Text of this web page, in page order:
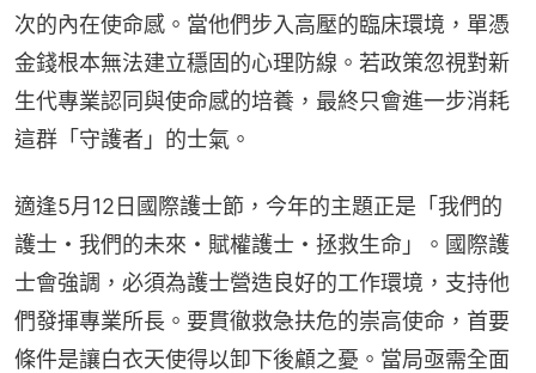
次的內在使命感。當他們步入高壓的臨床環境，單憑
金錢根本無法建立穩固的心理防線。若政策忽視對新
生代專業認同與使命感的培養，最終只會進一步消耗
這群「守護者」的士氣。
適逢5月12日國際護士節，今年的主題正是「我們的
護士・我們的未來・賦權護士・拯救生命」。國際護
士會強調，必須為護士營造良好的工作環境，支持他
們發揮專業所長。要貫徹救急扶危的崇高使命，首要
條件是讓白衣天使得以卸下後顧之憂。當局亟需全面